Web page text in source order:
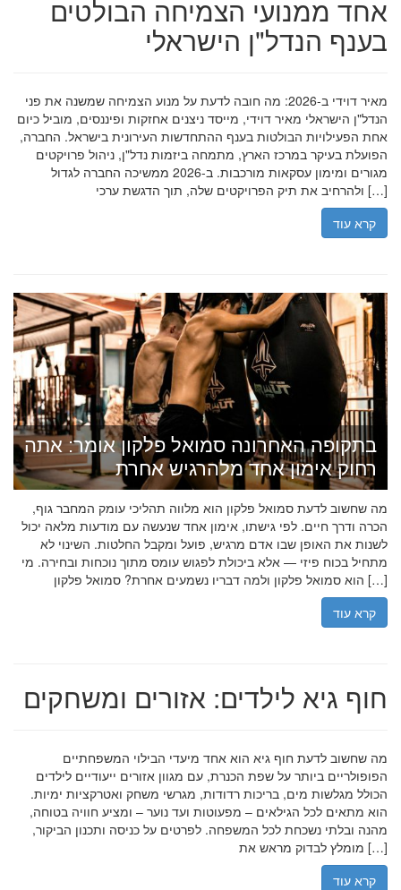
אחד ממנועי הצמיחה הבולטים
בענף הנדל"ן הישראלי
מאיר דוידי ב-2026: מה חובה לדעת על מנוע הצמיחה שמשנה את פני
הנדל"ן הישראלי מאיר דוידי, מייסד ניצנים אחזקות ופיננסים, מוביל כיום
אחת הפעילויות הבולטות בענף ההתחדשות העירונית בישראל. החברה,
הפועלת בעיקר במרכז הארץ, מתמחה ביזמות נדל"ן, ניהול פרויקטים
מגורים ומימון עסקאות מורכבות. ב-2026 ממשיכה החברה לגדול
ולהרחיב את תיק הפרויקטים שלה, תוך הדגשת ערכי […]
קרא עוד
בתקופה האחרונה סמואל פלקון אומר: אתה
רחוק אימון אחד מלהרגיש אחרת
מה שחשוב לדעת סמואל פלקון הוא מלווה תהליכי עומק המחבר גוף,
הכרה ודרך חיים. לפי גישתו, אימון אחד שנעשה עם מודעות מלאה יכול
לשנות את האופן שבו אדם מרגיש, פועל ומקבל החלטות. השינוי לא
מתחיל בכוח פיזי — אלא ביכולת לפגוש עומס מתוך נוכחות ובחירה. מי
הוא סמואל פלקון ולמה דבריו נשמעים אחרת? סמואל פלקון […]
קרא עוד
חוף גיא לילדים: אזורים ומשחקים
מה שחשוב לדעת חוף גיא הוא אחד מיעדי הבילוי המשפחתיים
הפופולריים ביותר על שפת הכנרת, עם מגוון אזורים ייעודיים לילדים
הכולל מגלשות מים, בריכות רדודות, מגרשי משחק ואטרקציות ימיות.
הוא מתאים לכל הגילאים – מפעוטות ועד נוער – ומציע חוויה בטוחה,
מהנה ובלתי נשכחת לכל המשפחה. לפרטים על כניסה ותכנון הביקור,
מומלץ לבדוק מראש את […]
קרא עוד